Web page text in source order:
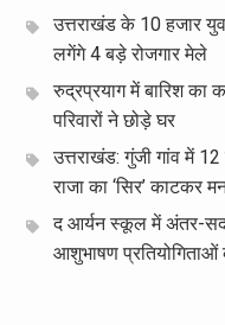
उत्तराखंड के 10 हजार
लगेंगे 4 बड़े रोजगार मेले
रुद्रप्रयाग में बारिश
परिवारों ने छोड़े घर
उत्तराखंड: गुंजी गांव में
राजा का ‘सिर’ काटकर
द आर्यन स्कूल में अंतर-
आशुभाषण